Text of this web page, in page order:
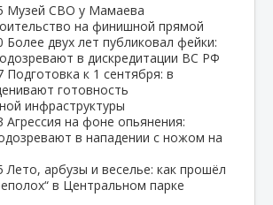
Музей СВО у Мамаева
на финишной прямой
Более двух лет публиковал фейки:
в дискредитации ВС РФ
Подготовка к 1 сентября: в
готовность
инфраструктуры
Агрессия на фоне опьянения:
в нападении с ножом на
Лето, арбузы и веселье: как прошёл
в Центральном парке